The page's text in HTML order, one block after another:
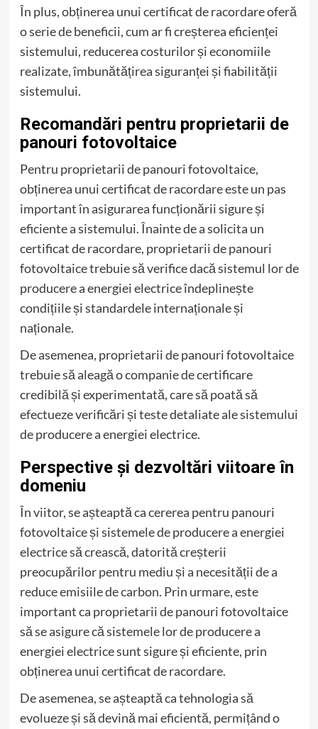
În plus, obținerea unui certificat de racordare oferă
o serie de beneficii, cum ar fi creșterea eficienței
sistemului, reducerea costurilor și economiile
realizate, îmbunătățirea siguranței și fiabilității
sistemului.
Recomandări pentru proprietarii de
panouri fotovoltaice
Pentru proprietarii de panouri fotovoltaice,
obținerea unui certificat de racordare este un pas
important în asigurarea funcționării sigure și
eficiente a sistemului. Înainte de a solicita un
certificat de racordare, proprietarii de panouri
fotovoltaice trebuie să verifice dacă sistemul lor de
producere a energiei electrice îndeplinește
condițiile și standardele internaționale și
naționale.
De asemenea, proprietarii de panouri fotovoltaice
trebuie să aleagă o companie de certificare
credibilă și experimentată, care să poată să
efectueze verificări și teste detaliate ale sistemului
de producere a energiei electrice.
Perspective și dezvoltări viitoare în
domeniu
În viitor, se așteaptă ca cererea pentru panouri
fotovoltaice și sistemele de producere a energiei
electrice să crească, datorită creșterii
preocupărilor pentru mediu și a necesității de a
reduce emisiile de carbon. Prin urmare, este
important ca proprietarii de panouri fotovoltaice
să se asigure că sistemele lor de producere a
energiei electrice sunt sigure și eficiente, prin
obținerea unui certificat de racordare.
De asemenea, se așteaptă ca tehnologia să
evolueze și să devină mai eficientă, permițând o